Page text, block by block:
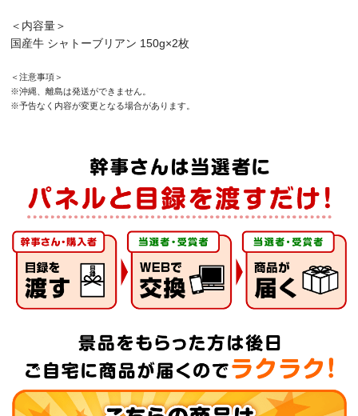
＜内容量＞
国産牛 シャトーブリアン 150g×2枚
＜注意事項＞
※沖縄、離島は発送ができません。
※予告なく内容が変更となる場合があります。